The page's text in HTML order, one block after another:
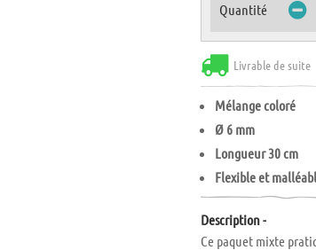
Quantité
Livrable de suite
Mélange coloré
Ø 6 mm
Longueur 30 cm
Flexible et
Description -
Ce paquet mixte